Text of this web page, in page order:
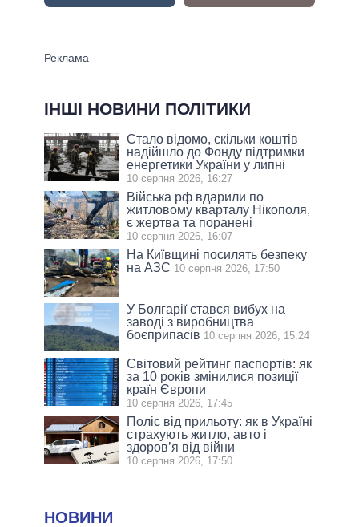
ІНШІ НОВИНИ ПОЛІТИКИ
Стало відомо, скільки коштів
надійшло до Фонду підтримки
енергетики України у липні
10 серпня 2026, 16:27
Війська рф вдарили по
житловому кварталу Нікополя,
є жертва та поранені
10 серпня 2026, 16:07
На Київщині посилять безпеку
на АЗС 10 серпня 2026, 17:50
У Болгарії стався вибух на
заводі з виробництва
боєприпасів 10 серпня 2026, 15:24
Світовий рейтинг паспортів: як
за 10 років змінилися позиції
країн Європи
10 серпня 2026, 17:45
Поліс від прильоту: як в Україні
страхують житло, авто і
здоров’я від війни
10 серпня 2026, 17:50
НОВИНИ